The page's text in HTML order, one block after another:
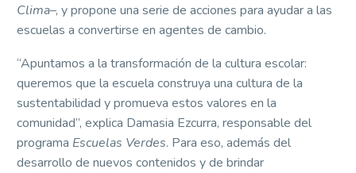
Clima–, y propone una serie de acciones para ayudar a las
escuelas a convertirse en agentes de cambio.
“Apuntamos a la transformación de la cultura escolar:
queremos que la escuela construya una cultura de la
sustentabilidad y promueva estos valores en la
comunidad”, explica Damasia Ezcurra, responsable del
programa Escuelas Verdes. Para eso, además del
desarrollo de nuevos contenidos y de brindar